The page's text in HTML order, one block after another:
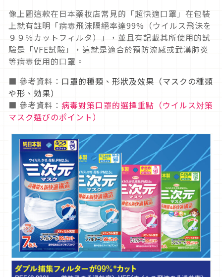
像上圖這款在日本藥妝店常見的「超快適口罩」在包裝
上就有註明「病毒飛沫隔絕率達99%（ウイルス飛沬を
９９％カットフィルタ）」，並且有記載其所使用的試
驗是「VFE試驗」，這就是適合於預防流感或武漢肺炎
等病毒使用的口罩。
■ 參考資料： 口罩的種類、形狀及效果（マスクの種類
や形、効果）
■ 參考資料： 病毒對策口罩的選擇重點（ウイルス対策
マスク選びのポイント）